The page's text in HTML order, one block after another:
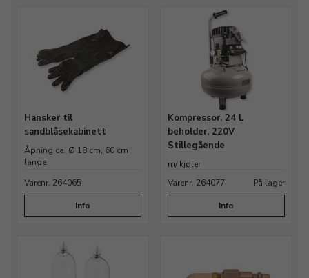
Hansker til
sandblåsekabinett
Åpning ca. Ø 18 cm, 60 cm
lange
Varenr. 264065
Info
Kompressor, 24 L
beholder, 220V
Stillegående
m/ kjøler
Varenr. 264077
På lager
Info